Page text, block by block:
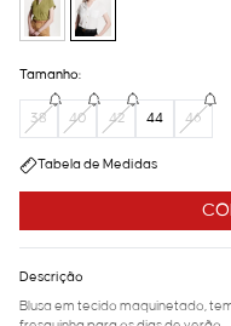
Tamanho:
38 40 42 44 46
Tabela de Medidas
Descrição
Blusa em tecido maquinetado,